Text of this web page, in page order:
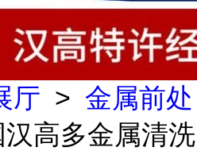
厅 > 金属前处
高多金属清洗